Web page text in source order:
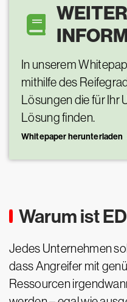
In unserem
mithilfe des
Lösungen die für Ihr
Lösung finden.
Whitepaper herunterladen
Warum ist
Jedes Unternehmen
dass Angreifer mit
Ressourcen